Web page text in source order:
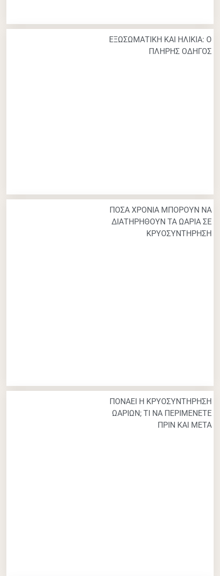
ΕΞΩΣΩΜΑΤΙΚΗ ΚΑΙ ΗΛΙΚΙΑ: Ο
ΠΛΗΡΗΣ ΟΔΗΓΟΣ
ΠΟΣΑ ΧΡΟΝΙΑ ΜΠΟΡΟΥΝ ΝΑ
ΔΙΑΤΗΡΗΘΟΥΝ ΤΑ ΩΑΡΙΑ ΣΕ
ΚΡΥΟΣΥΝΤΗΡΗΣΗ
ΠΟΝΑΕΙ Η ΚΡΥΟΣΥΝΤΗΡΗΣΗ
ΩΑΡΙΩΝ; ΤΙ ΝΑ ΠΕΡΙΜΕΝΕΤΕ
ΠΡΙΝ ΚΑΙ ΜΕΤΑ